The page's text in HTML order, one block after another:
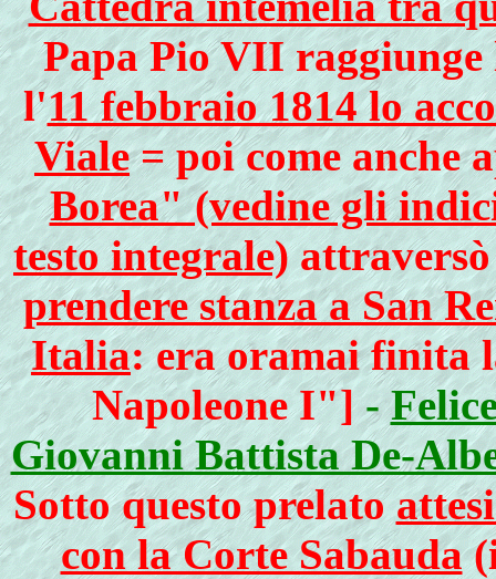
Papa Pio VII
l'11 febbraio 1814 lo
Viale= poi come anche
Borea" (vedine gli
testo integrale)attraversò
prendere stanza a San
Italia: era oramai finita
Napoleone I"]-
Giovanni Battista De-
Sotto questo prelato
con la Corte Sabauda